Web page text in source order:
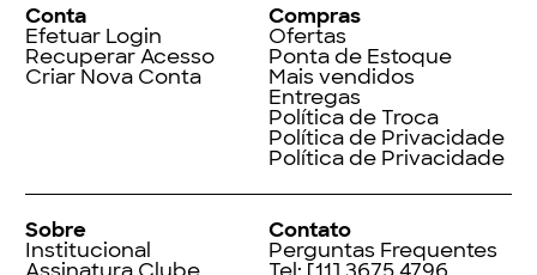
Conta
Efetuar Login
Recuperar Acesso
Criar Nova Conta
Compras
Ofertas
Ponta de Estoque
Mais vendidos
Entregas
Política de Troca
Política de Privacidade
Política de Privacidade
Sobre
Institucional
Contato
Perguntas Frequentes